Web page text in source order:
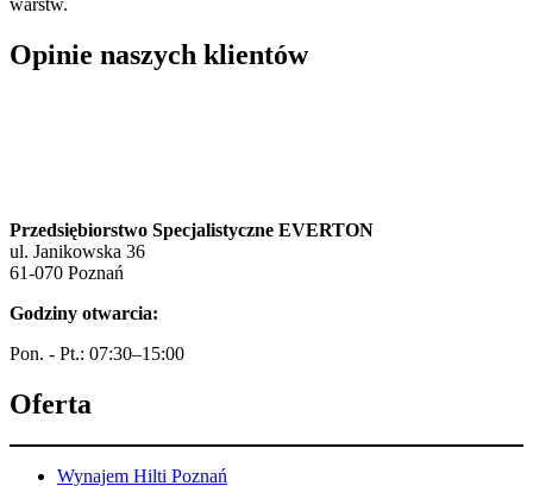
Opinie naszych klientów
Przedsiębiorstwo Specjalistyczne EVERTON
ul. Janikowska 36
61-070 Poznań
Godziny otwarcia:
Pon. - Pt.: 07:30–15:00
Oferta
Wynajem Hilti Poznań